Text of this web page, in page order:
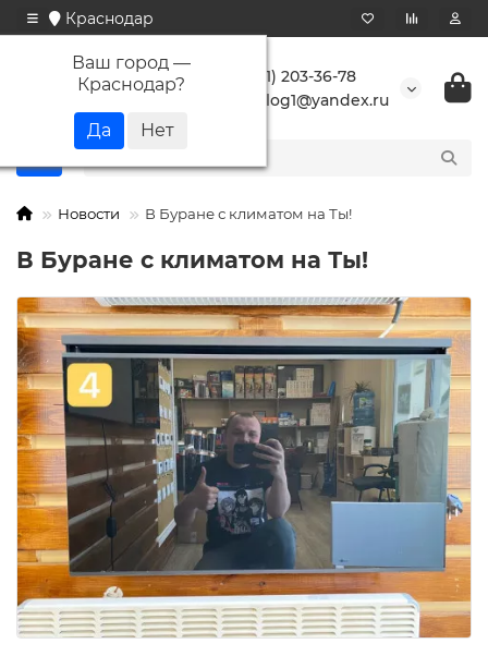
Краснодар
Ваш город —
Краснодар?
+7 (861) 203-36-78
buranlog1@yandex.ru
Новости В Буране с климатом на Ты!
В Буране с климатом на Ты!